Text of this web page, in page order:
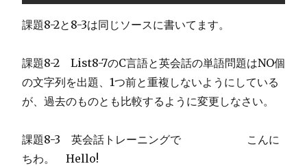
課題8-2と8-3は同じソースに書いてます。
課題8-2 List8-7のC言語と英会話の単語問題はNO個
の文字列を出題、1つ前と重複しないようにしている
が、過去のものとも比較するように変更しなさい。
課題8-3 英会話トレーニングで こんに
ちわ。 Hello!